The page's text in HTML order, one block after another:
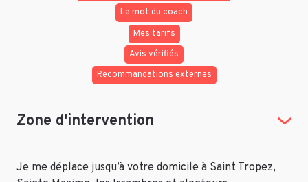
Le mot du coach
Mes tarifs
Avis vérifiés
Recommandations externes
Zone d'intervention
Je me déplace jusqu’à votre domicile à Saint Tropez,